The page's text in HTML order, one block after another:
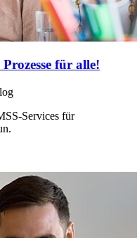
für alle!
Services für